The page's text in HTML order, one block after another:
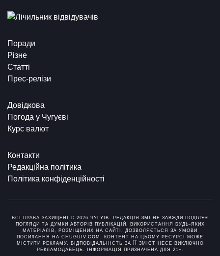
Поради
Різне
Статті
Прес-релізи
Довідкова
Погода у Чугуєві
Курс валют
Контакти
Редакційна політика
Політика конфіденційності
ВСІ ПРАВА ЗАХИЩЕНІ © 2026 ЧУГУЇВ. РЕДАКЦІЯ ЗМІ НЕ ЗАВЖДИ ПОДІЛЯЄ
ПОГЛЯДИ ТА ДУМКИ АВТОРІВ ПУБЛІКАЦІЙ. ВИКОРИСТАННЯ БУДЬ-ЯКИХ
МАТЕРІАЛІВ, РОЗМІЩЕНИХ НА САЙТІ, ДОЗВОЛЯЄТЬСЯ ЗА УМОВИ
ПОСИЛАННЯ НА CHUGUIV.COM. КОНТЕНТ НА ЦЬОМУ РЕСУРСІ МОЖЕ
МІСТИТИ РЕКЛАМУ. ВІДПОВІДАЛЬНІСТЬ ЗА ЇЇ ЗМІСТ НЕСЕ ВИКЛЮЧНО
РЕКЛАМОДАВЕЦЬ. ІНФОРМАЦІЯ ПРИЗНАЧЕНА ДЛЯ 21+.